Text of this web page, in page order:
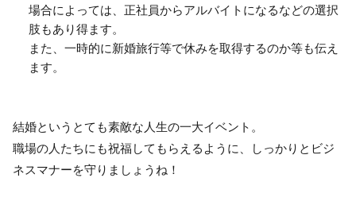
場合によっては、正社員からアルバイトになるなどの選択
肢もあり得ます。
また、一時的に新婚旅行等で休みを取得するのか等も伝え
ます。
結婚というとても素敵な人生の一大イベント。
職場の人たちにも祝福してもらえるように、しっかりとビジ
ネスマナーを守りましょうね！